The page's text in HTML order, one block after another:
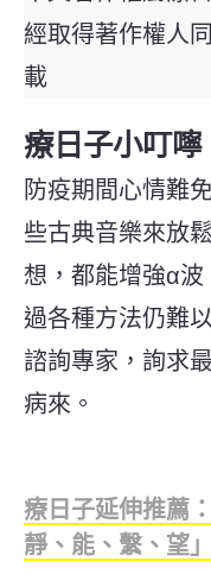
經取得著作權人
載
療日子小叮嚀
防疫期間心情難
些古典音樂來放
想，都能增強α
過各種方法仍難
諮詢專家，詢求
病來。
療日子延伸推薦
靜、能、繫、望